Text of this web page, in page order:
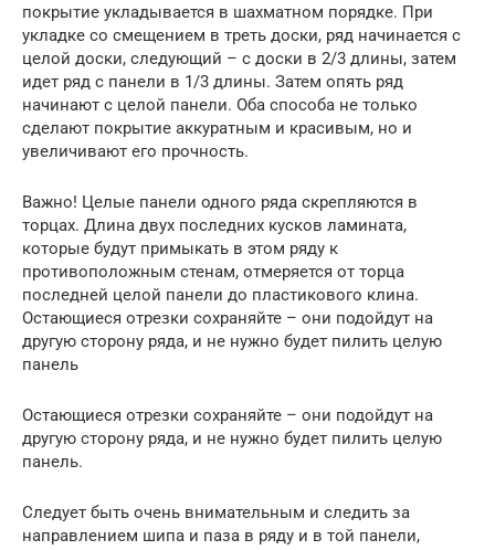
покрытие укладывается в шахматном порядке. При
укладке со смещением в треть доски, ряд начинается с
целой доски, следующий – с доски в 2/3 длины, затем
идет ряд с панели в 1/3 длины. Затем опять ряд
начинают с целой панели. Оба способа не только
сделают покрытие аккуратным и красивым, но и
увеличивают его прочность.
Важно! Целые панели одного ряда скрепляются в
торцах. Длина двух последних кусков ламината,
которые будут примыкать в этом ряду к
противоположным стенам, отмеряется от торца
последней целой панели до пластикового клина.
Остающиеся отрезки сохраняйте – они подойдут на
другую сторону ряда, и не нужно будет пилить целую
панель
Остающиеся отрезки сохраняйте – они подойдут на
другую сторону ряда, и не нужно будет пилить целую
панель.
Следует быть очень внимательным и следить за
направлением шипа и паза в ряду и в той панели,